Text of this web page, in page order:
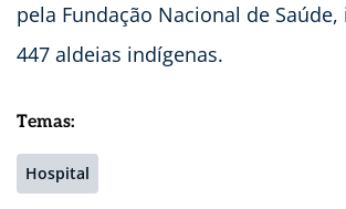
pela Fundação Nacional de
447 aldeias indígenas.
Temas:
Hospital